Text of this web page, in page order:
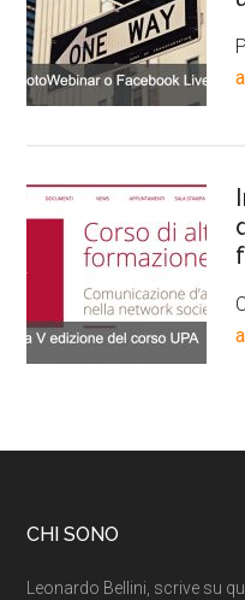
CHI SONO
Leonardo Bellini, scrive su